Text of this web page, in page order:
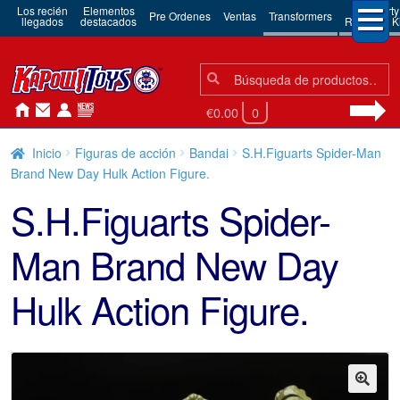
Los recién
llegados
Elementos
destacados Pre Ordenes Ventas Transformers 3rd Party
Robots &
Búsqueda:
Búsqueda
€0.00 0
Inicio Figuras de acción Bandai
S.H.Figuarts Spider-Man
Brand New Day Hulk Action Figure.
S.H.Figuarts Spider-
Man Brand New Day
Hulk Action Figure.